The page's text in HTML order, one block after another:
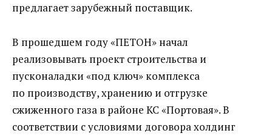
предлагает зарубежный поставщик.
В прошедшем году «ПЕТОН» начал
реализовывать проект строительства и
пусконаладки «под ключ» комплекса
по производству, хранению и отгрузке
сжиженного газа в районе КС «Портовая». В
соответствии с условиями договора холдинг